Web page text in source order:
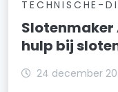
TECHNISCHE-
Slotenmaker
hulp bij
24 december